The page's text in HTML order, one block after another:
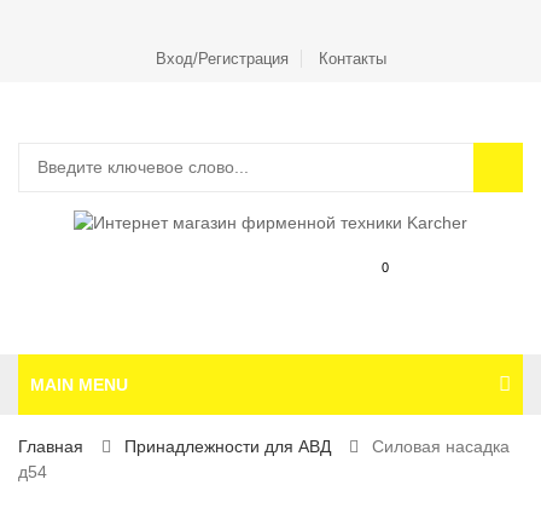
Вход/Регистрация Контакты
0
MAIN MENU
Главная Принадлежности для АВД
Силовая насадка
д54